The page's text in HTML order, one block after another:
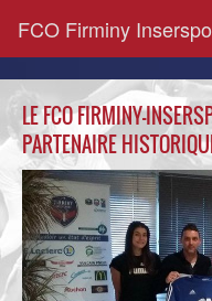
FCO Firminy
LE FCO FIRMINY-
PARTENAIRE